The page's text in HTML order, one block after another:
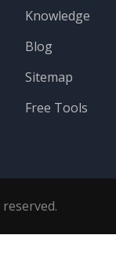
Knowledge
Blog
Sitemap
Free Tools